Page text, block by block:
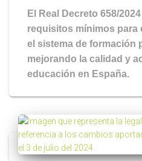
El Real Decreto 658/
requisitos mínimos
el sistema de formación
mejorando la calidad y
educación en España.